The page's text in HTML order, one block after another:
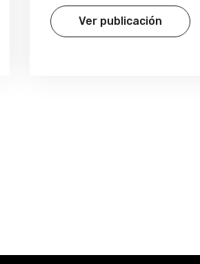
Ver publicación